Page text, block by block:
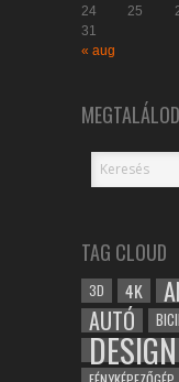
24
25
31
« aug
TAG CLOUD
3D 4K
AUTÓ
DESIGN